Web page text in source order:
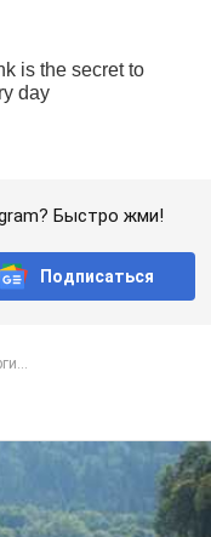
Быстро жми!
Подписаться